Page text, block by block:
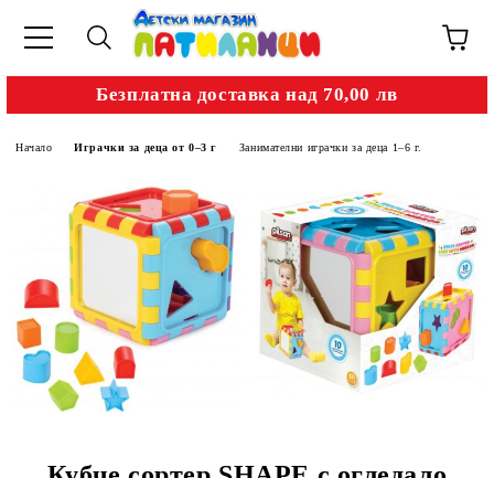
Безплатна доставка над 70,00 лв
Начало Играчки за деца от 0–3 г Занимателни играчки за деца 1–6 г.